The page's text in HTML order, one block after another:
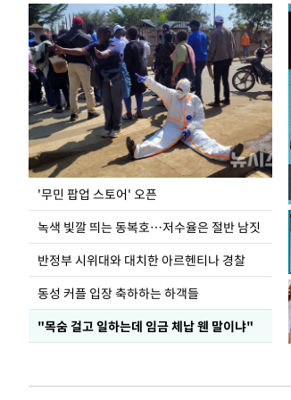
'무민 팝업 스토어' 오픈
녹색 빛깔 띄는 동복호…저수율은 절반 남짓
반정부 시위대와 대치한 아르헨티나 경찰
동성 커플 입장 축하하는 하객들
"목숨 걸고 일하는데 임금 체납 웬 말이냐"